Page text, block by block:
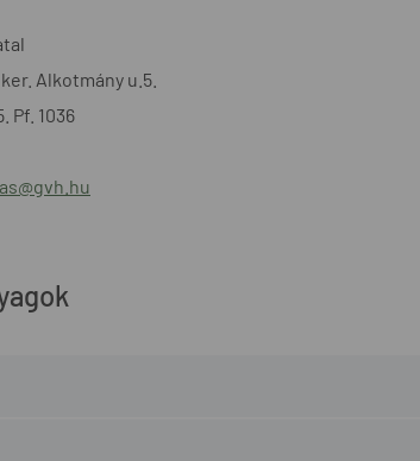
Alkotmány u.5.
Pf. 1036